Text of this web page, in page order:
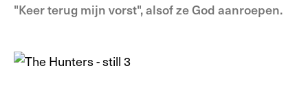
"Keer terug mijn vorst", alsof ze God aanroepen.